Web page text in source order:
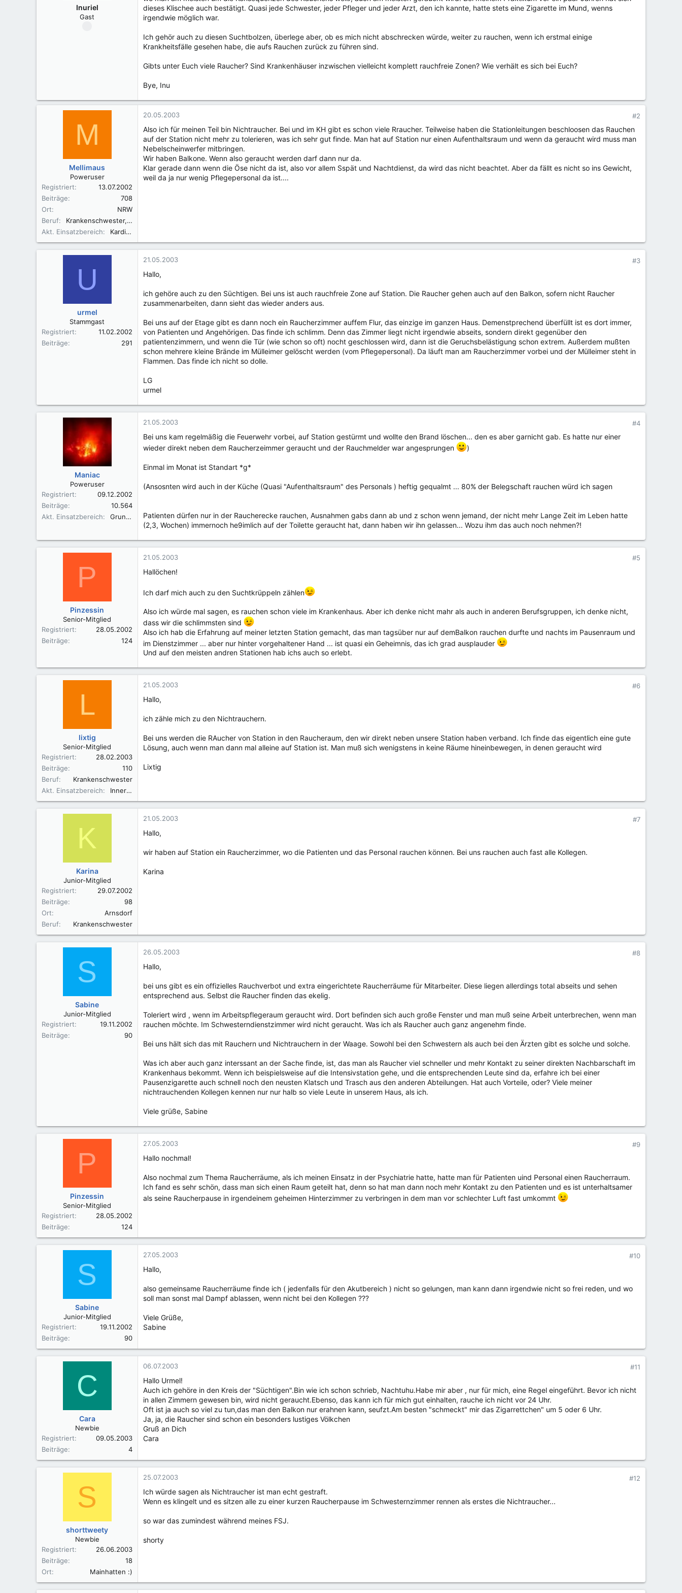
Inuriel
Gast
dieses Klischee auch bestätigt. Quasi jede Schwester, jeder Pfleger und jeder Arzt, den ich kannte, hatte stets eine Zigarette im Mund, wenns
irgendwie möglich war.
Ich gehör auch zu diesen Suchtbolzen, überlege aber, ob es mich nicht abschrecken würde, weiter zu rauchen, wenn ich erstmal einige
Krankheitsfälle gesehen habe, die aufs Rauchen zurück zu führen sind.
Gibts unter Euch viele Raucher? Sind Krankenhäuser inzwischen vielleicht komplett rauchfreie Zonen? Wie verhält es sich bei Euch?
Bye, Inu
M
Mellimaus
Poweruser
Registriert
13.07.2002
Beiträge
708
Ort
NRW
Beruf
Krankenschwester, BA Anleitung und Mentoring
Akt. Einsatzbereich
Kardiologie
20.05.2003 #2
Also ich für meinen Teil bin Nichtraucher. Bei und im KH gibt es schon viele Rraucher. Teilweise haben die Stationleitungen beschloosen das Rauchen
auf der Station nicht mehr zu tolerieren, was ich sehr gut finde. Man hat auf Station nur einen Aufenthaltsraum und wenn da geraucht wird muss man
Nebelscheinwerfer mitbringen.
Wir haben Balkone. Wenn also geraucht werden darf dann nur da.
Klar gerade dann wenn die Öse nicht da ist, also vor allem Sspät und Nachtdienst, da wird das nicht beachtet. Aber da fällt es nicht so ins Gewicht,
weil da ja nur wenig Pflegepersonal da ist....
U
urmel
Stammgast
Registriert
11.02.2002
Beiträge
291
21.05.2003 #3
Hallo,
ich gehöre auch zu den Süchtigen. Bei uns ist auch rauchfreie Zone auf Station. Die Raucher gehen auch auf den Balkon, sofern nicht Raucher
zusammenarbeiten, dann sieht das wieder anders aus.
Bei uns auf der Etage gibt es dann noch ein Raucherzimmer auffem Flur, das einzige im ganzen Haus. Demenstprechend überfüllt ist es dort immer,
von Patienten und Angehörigen. Das finde ich schlimm. Denn das Zimmer liegt nicht irgendwie abseits, sondern direkt gegenüber den
patientenzimmern, und wenn die Tür (wie schon so oft) nocht geschlossen wird, dann ist die Geruchsbelästigung schon extrem. Außerdem mußten
schon mehrere kleine Brände im Mülleimer gelöscht werden (vom Pflegepersonal). Da läuft man am Raucherzimmer vorbei und der Mülleimer steht in
Flammen. Das finde ich nicht so dolle.
LG
urmel
Maniac
Poweruser
Registriert
09.12.2002
Beiträge
10.564
Akt. Einsatzbereich
Grund- und Regel Akutkrankenhaus
21.05.2003 #4
Bei uns kam regelmäßig die Feuerwehr vorbei, auf Station gestürmt und wollte den Brand löschen... den es aber garnicht gab. Es hatte nur einer
wieder direkt neben dem Raucherzeimmer geraucht und der Rauchmelder war angesprungen
)
Einmal im Monat ist Standart *g*
(Ansosnten wird auch in der Küche (Quasi "Aufenthaltsraum" des Personals ) heftig gequalmt ... 80% der Belegschaft rauchen würd ich sagen
Patienten dürfen nur in der Raucherecke rauchen, Ausnahmen gabs dann ab und z schon wenn jemand, der nicht mehr Lange Zeit im Leben hatte
(2,3, Wochen) immernoch he9imlich auf der Toilette geraucht hat, dann haben wir ihn gelassen... Wozu ihm das auch noch nehmen?!
P
Pinzessin
Senior-Mitglied
Registriert
28.05.2002
Beiträge
124
21.05.2003 #5
Hallöchen!
Ich darf mich auch zu den Suchtkrüppeln zählen
Also ich würde mal sagen, es rauchen schon viele im Krankenhaus. Aber ich denke nicht mahr als auch in anderen Berufsgruppen, ich denke nicht,
dass wir die schlimmsten sind
Also ich hab die Erfahrung auf meiner letzten Station gemacht, das man tagsüber nur auf demBalkon rauchen durfte und nachts im Pausenraum und
im Dienstzimmer ... aber nur hinter vorgehaltener Hand ... ist quasi ein Geheimnis, das ich grad ausplauder
Und auf den meisten andren Stationen hab ichs auch so erlebt.
L
lixtig
Senior-Mitglied
Registriert
28.02.2003
Beiträge
110
Beruf
Krankenschwester
Akt. Einsatzbereich
Innere Medizin
21.05.2003 #6
Hallo,
ich zähle mich zu den Nichtrauchern.
Bei uns werden die RAucher von Station in den Raucheraum, den wir direkt neben unsere Station haben verband. Ich finde das eigentlich eine gute
Lösung, auch wenn man dann mal alleine auf Station ist. Man muß sich wenigstens in keine Räume hineinbewegen, in denen geraucht wird
Lixtig
K
Karina
Junior-Mitglied
Registriert
29.07.2002
Beiträge
98
Ort
Arnsdorf
Beruf
Krankenschwester
21.05.2003 #7
Hallo,
wir haben auf Station ein Raucherzimmer, wo die Patienten und das Personal rauchen können. Bei uns rauchen auch fast alle Kollegen.
Karina
S
Sabine
Junior-Mitglied
Registriert
19.11.2002
Beiträge
90
26.05.2003 #8
Hallo,
bei uns gibt es ein offizielles Rauchverbot und extra eingerichtete Raucherräume für Mitarbeiter. Diese liegen allerdings total abseits und sehen
entsprechend aus. Selbst die Raucher finden das ekelig.
Toleriert wird , wenn im Arbeitspflegeraum geraucht wird. Dort befinden sich auch große Fenster und man muß seine Arbeit unterbrechen, wenn man
rauchen möchte. Im Schwesterndienstzimmer wird nicht geraucht. Was ich als Raucher auch ganz angenehm finde.
Bei uns hält sich das mit Rauchern und Nichtrauchern in der Waage. Sowohl bei den Schwestern als auch bei den Ärzten gibt es solche und solche.
Was ich aber auch ganz interssant an der Sache finde, ist, das man als Raucher viel schneller und mehr Kontakt zu seiner direkten Nachbarschaft im
Krankenhaus bekommt. Wenn ich beispielsweise auf die Intensivstation gehe, und die entsprechenden Leute sind da, erfahre ich bei einer
Pausenzigarette auch schnell noch den neusten Klatsch und Trasch aus den anderen Abteilungen. Hat auch Vorteile, oder? Viele meiner
nichtrauchenden Kollegen kennen nur nur halb so viele Leute in unserem Haus, als ich.
Viele grüße, Sabine
P
Pinzessin
Senior-Mitglied
Registriert
28.05.2002
Beiträge
124
27.05.2003 #9
Hallo nochmal!
Also nochmal zum Thema Raucherräume, als ich meinen Einsatz in der Psychiatrie hatte, hatte man für Patienten uind Personal einen Raucherraum.
Ich fand es sehr schön, dass man sich einen Raum geteilt hat, denn so hat man dann noch mehr Kontakt zu den Patienten und es ist unterhaltsamer
als seine Raucherpause in irgendeinem geheimen Hinterzimmer zu verbringen in dem man vor schlechter Luft fast umkommt
S
Sabine
Junior-Mitglied
Registriert
19.11.2002
Beiträge
90
27.05.2003 #10
Hallo,
also gemeinsame Raucherräume finde ich ( jedenfalls für den Akutbereich ) nicht so gelungen, man kann dann irgendwie nicht so frei reden, und wo
soll man sonst mal Dampf ablassen, wenn nicht bei den Kollegen ???
Viele Grüße,
Sabine
C
Cara
Newbie
Registriert
09.05.2003
Beiträge
4
06.07.2003 #11
Hallo Urmel!
Auch ich gehöre in den Kreis der "Süchtigen".Bin wie ich schon schrieb, Nachtuhu.Habe mir aber , nur für mich, eine Regel eingeführt. Bevor ich nicht
in allen Zimmern gewesen bin, wird nicht geraucht.Ebenso, das kann ich für mich gut einhalten, rauche ich nicht vor 24 Uhr.
Oft ist ja auch so viel zu tun,das man den Balkon nur erahnen kann, seufzt.Am besten "schmeckt" mir das Zigarrettchen" um 5 oder 6 Uhr.
Ja, ja, die Raucher sind schon ein besonders lustiges Völkchen
Gruß an Dich
Cara
S
shorttweety
Newbie
Registriert
26.06.2003
Beiträge
18
Ort
Mainhatten :)
25.07.2003 #12
Ich würde sagen als Nichtraucher ist man echt gestraft.
Wenn es klingelt und es sitzen alle zu einer kurzen Raucherpause im Schwesternzimmer rennen als erstes die Nichtraucher...
so war das zumindest während meines FSJ.
shorty